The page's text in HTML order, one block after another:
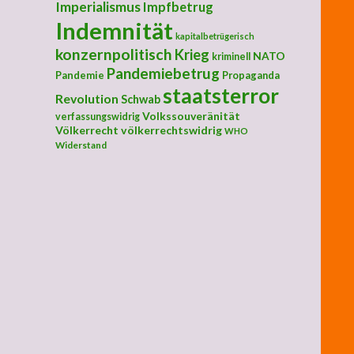
Fehlender Virusbeweis – Größter Betrug in der
Imperialismus Impfbetrug
Indemnität kapitalbetrügerisch
konzernpolitisch Krieg kriminell
NATO
Pandemie Pandemiebetrug Propaganda
Revolution Schwabstaatsterror
verfassungswidrig Volkssouveränität
Völkerrecht völkerrechtswidrig WHO
Widerstand